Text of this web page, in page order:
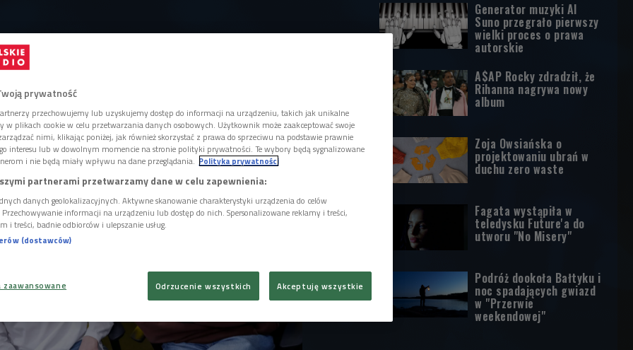
bardzo" światło dzienne ujrzeć ma 30
Drugi singiel na tym wydawnictwie,
ci sił" to numer, w którym gościnnie
Ostrowski. - Długo czekałem na ten
Kacper Garncarz.
Generator muzyki AI
Suno przegrało pierwszy
wielki proces o prawa
autorskie
A$AP Rocky zdradził, że
Rihanna nagrywa nowy
album
Zoja Owsiańska o
projektowaniu ubrań w
duchu zero waste
Fagata wystąpiła w
teledysku Future'a do
utworu "No Misery"
Podróż dookoła Bałtyku i
noc spadających gwiazd
w "Przerwie
weekendowej"
prywatność
przechowujemy lub uzyskujemy dostęp do informacji na urządzeniu, takich jak unikalne
w plikach cookie w celu przetwarzania danych osobowych. Użytkownik może zaakceptować swoje
nimi, klikając poniżej, jak również skorzystać z prawa do sprzeciwu na podstawie prawnie
interesu lub w dowolnym momencie na stronie polityki prywatności. Te wybory będą sygnalizowane
i nie będą miały wpływu na dane przeglądania. Polityka prywatności
partnerami przetwarzamy dane w celu zapewnienia:
danych geolokalizacyjnych. Aktywne skanowanie charakterystyki urządzenia do celów
informacji na urządzeniu lub dostęp do nich. Spersonalizowane reklamy i treści,
i treści, badnie odbiorców i ulepszanie usług.
(dostawców)
Odrzucenie wszystkich Akceptuję wszystkie